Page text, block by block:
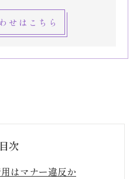
せはこちら
目次
はマナー違反か